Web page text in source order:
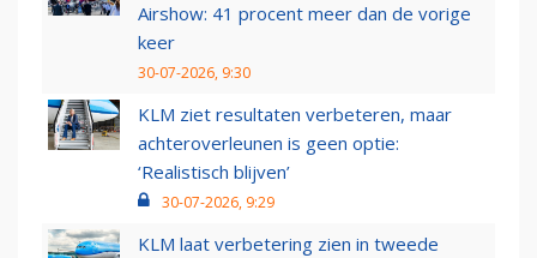
Airshow: 41 procent meer dan de vorige
keer
30-07-2026, 9:30
KLM ziet resultaten verbeteren, maar
achteroverleunen is geen optie:
‘Realistisch blijven’
30-07-2026, 9:29
KLM laat verbetering zien in tweede